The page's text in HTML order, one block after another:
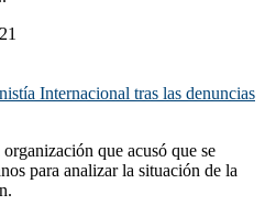
Internacional tras las denuncias
que acusó que se
para analizar la situación de la